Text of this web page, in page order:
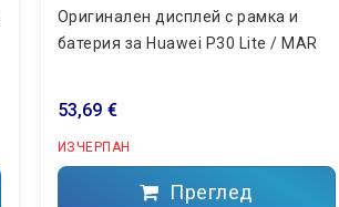
Оригинален дисплей с рамка и
батерия за Huawei P30 Lite / MAR
53,69 €
ИЗЧЕРПАН
Преглед